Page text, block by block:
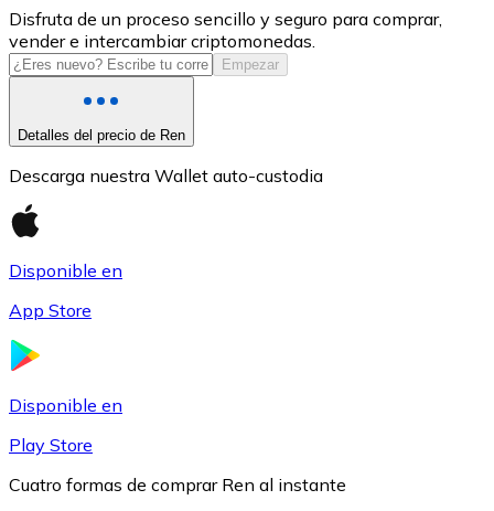
USD Coin
USDC
Disfruta de un proceso sencillo y seguro para comprar,
vender e intercambiar criptomonedas.
Empezar
Detalles del precio de Ren
Descarga nuestra Wallet auto-custodia
Disponible en
App Store
Disponible en
Play Store
Cuatro formas de comprar Ren al instante